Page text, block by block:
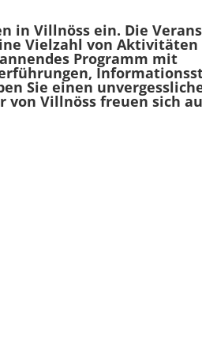
in Villnöss ein. Die
Vielzahl von Aktivitäten
Programm mit
Sie einen
von Villnöss freuen sich